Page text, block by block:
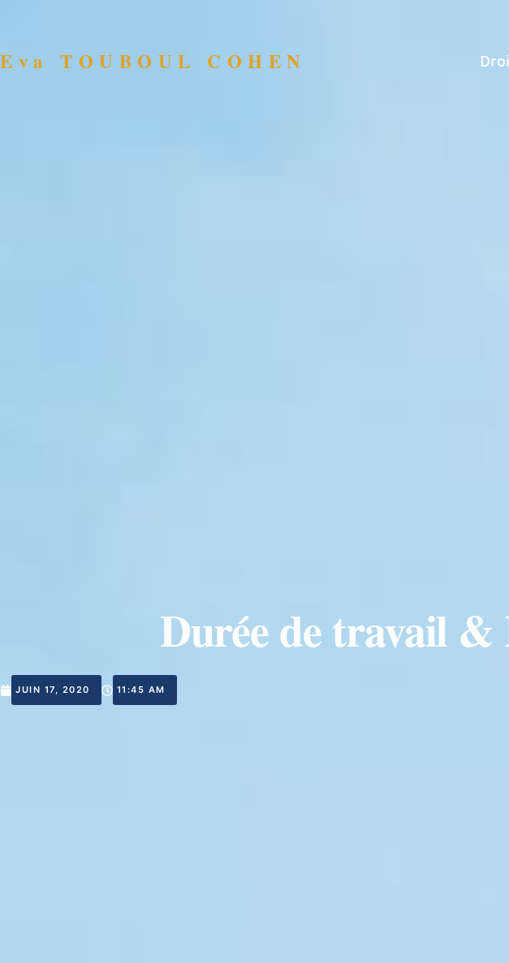
Eva TOUBOUL COHEN
Durée de travail &
JUIN 17, 2020 11:45 AM